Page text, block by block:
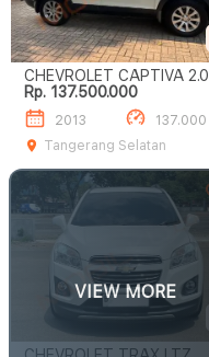
CHEVROLET CAPTIVA 2.0
Rp. 137.500.000
2013
137.000
Tangerang Selatan
VIEW MORE